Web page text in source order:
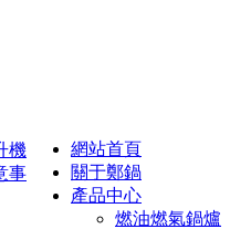
網站首頁
關于鄭鍋
產品中心
燃油燃氣鍋爐
機
事